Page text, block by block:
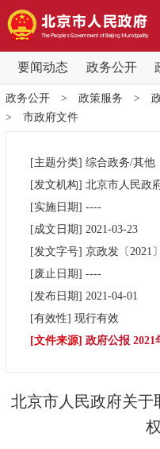
要闻动态 政务公开
要闻动态
党中央精神
各区热点
市领导
决策公开
政务公开> 政策服务 >
> 市政府文件
[主题分类] 综合政务/其他
[发文机构] 北京市人民政
[实施日期] ----
[成文日期] 2021-03-23
[发文字号] 京政发〔2021〕
[废止日期] ----
[发布日期] 2021-04-01
[有效性] 现行有效
[文件来源] 政府公报 2021
北京市人民政府关于